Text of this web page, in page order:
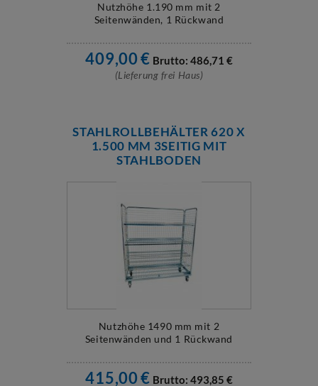
Nutzhöhe 1.190 mm mit 2
Seitenwänden, 1 Rückwand
409,00€ Brutto:486,71 €
(Lieferung frei Haus)
STAHLROLLBEHÄLTER 620 X
1.500 MM 3SEITIG MIT
STAHLBODEN
Nutzhöhe 1490 mm mit 2
Seitenwänden und 1 Rückwand
415,00€ Brutto:493,85 €